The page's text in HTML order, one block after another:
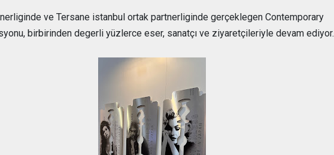
ve Tersane istanbul ortak partnerliginde gerçeklegen Contemporary
birbirinden degerli yüzlerce eser, sanatçı ve ziyaretçileriyle devam ediyor.